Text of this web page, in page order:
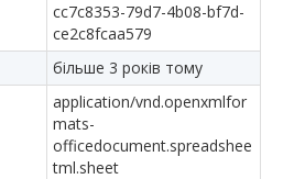
cc7c8353-79d7-4b08-bf7d-
ce2c8fcaa579
більше 3 років тому
application/vnd.openxmlfor
mats-
officedocument.spreadshee
tml.sheet